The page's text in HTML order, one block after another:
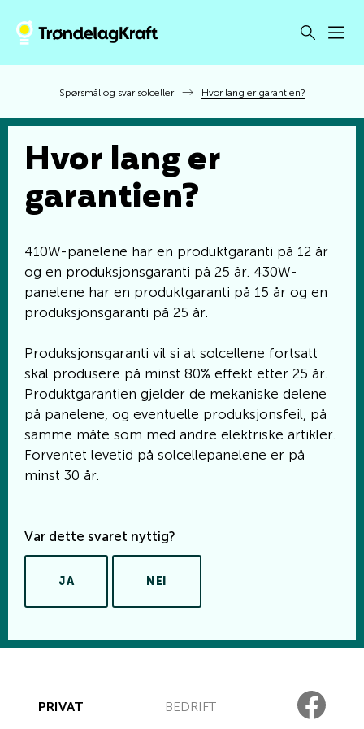
Spørsmål og svar solceller Hvor lang er garantien?
Hvor lang er
garantien?
410W-panelene har en produktgaranti på 12 år
og en produksjonsgaranti på 25 år. 430W-
panelene har en produktgaranti på 15 år og en
produksjonsgaranti på 25 år.
Produksjonsgaranti vil si at solcellene fortsatt
skal produsere på minst 80% effekt etter 25 år.
Produktgarantien gjelder de mekaniske delene
på panelene, og eventuelle produksjonsfeil, på
samme måte som med andre elektriske artikler.
Forventet levetid på solcellepanelene er på
minst 30 år.
Var dette svaret nyttig?
JA NEI
PRIVAT BEDRIFT